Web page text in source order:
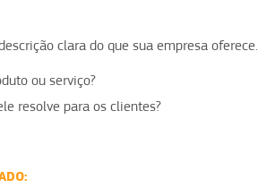
clara do que sua empresa oferece.
ou serviço?
resolve para os clientes?